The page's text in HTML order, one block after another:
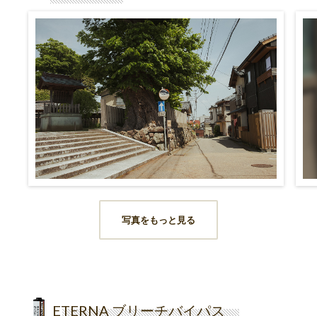
写真をもっと見る
ETERNA ブリーチバイパス